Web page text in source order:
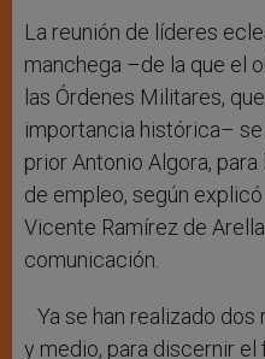
La reunión de líderes
manchega –de la que el
las Órdenes Militares,
importancia histórica–
prior Antonio Algora,
de empleo, según
Vicente Ramírez de
comunicación.
Ya se han realizado
y medio, para discernir